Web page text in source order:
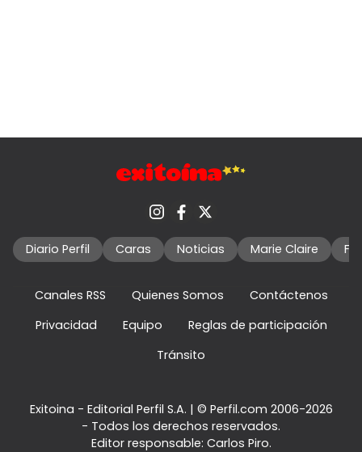
Diario Perfil Caras Noticias Marie Claire
Canales RSS Quienes Somos
Contáctenos
Privacidad
Equipo
Reglas de participación
Tránsito
Exitoina - Editorial Perfil S.A. | © Perfil.com 2006-2026
- Todos los derechos reservados.
Editor responsable: Carlos Piro.